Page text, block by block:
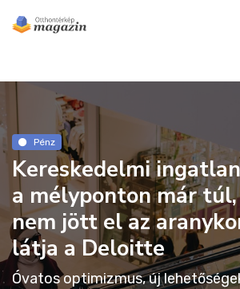
Pénz
Kereskedelmi
a mélyponton már
nem jött el az
látja a Deloitte
Óvatos optimizmus, új